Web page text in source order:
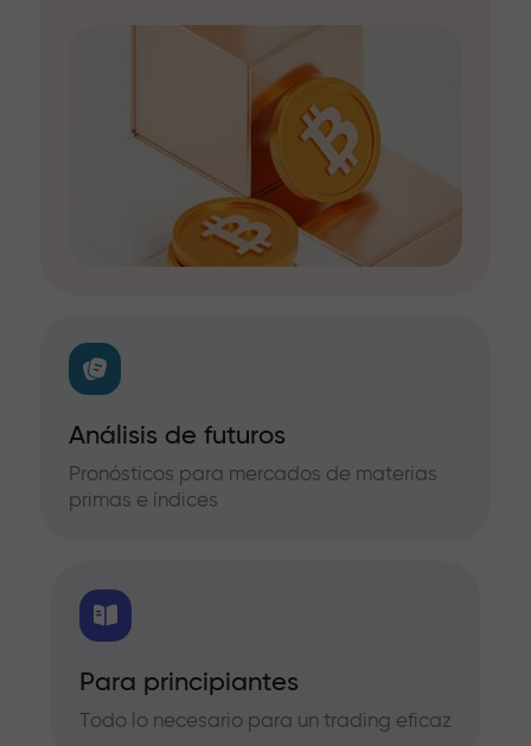
Análisis de futuros
Pronósticos para mercados de materias
primas e índices
Para principiantes
Todo lo necesario para un trading eficaz